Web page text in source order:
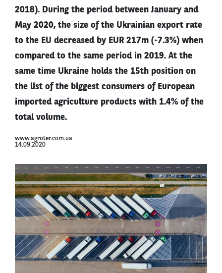
2018). During the period between January and
May 2020, the size of the Ukrainian export rate
to the EU decreased by EUR 217m (-7.3%) when
compared to the same period in 2019. At the
same time Ukraine holds the 15th position on
the list of the biggest consumers of European
imported agriculture products with 1.4% of the
total volume.
www.agroter.com.ua
14.09.2020